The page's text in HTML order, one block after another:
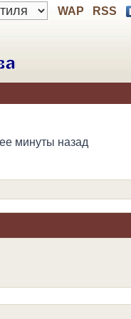
WAP RSS
минуты назад